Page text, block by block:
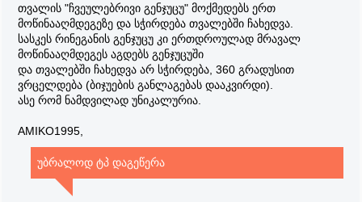
თვალის "ჩვეულებრივი გენჯუცუ" მოქმედებს ერთ
მოწინააღმდეგეზე და სჭირდება თვალებში ჩახედვა.
სასკეს რინეგანის გენჯუცუ კი ერთდროულად მრავალ
მოწინააღმდეგეს აგდებს გენჯუცუში
და თვალებში ჩახედვა არ სჭირდება, 360 გრადუსით
ვრცელდება (ბიჯუების განლაგებას დააკვირდი).
ასე რომ ნამდვილად უნიკალურია.
AMIKO1995,
უბრალოდ ტპ დაგეწერა